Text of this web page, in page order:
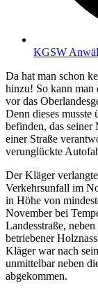
KGSW
Da hat man schon
hinzu! So kann man
vor das
Denn dieses musste
befinden, das
einer Straße
verunglückte
Der Kläger
Verkehrsunfall im
in Höhe von
November bei
Landesstraße,
betriebener
Kläger war nach
unmittelbar neben
abgekommen.